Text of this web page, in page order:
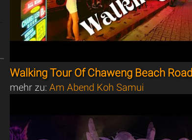
Walking Tour Of Chaweng Beach Road
mehr zu:Am Abend Koh Samui